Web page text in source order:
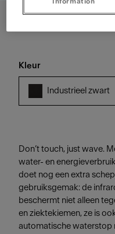
Kleur
Industrieel zwart
Don’t touch, just wave.
water- en
doet nog een extra
gebruiksgemak: de
beschermt niet alleen
en ziektekiemen, ze is
automatische waterstop